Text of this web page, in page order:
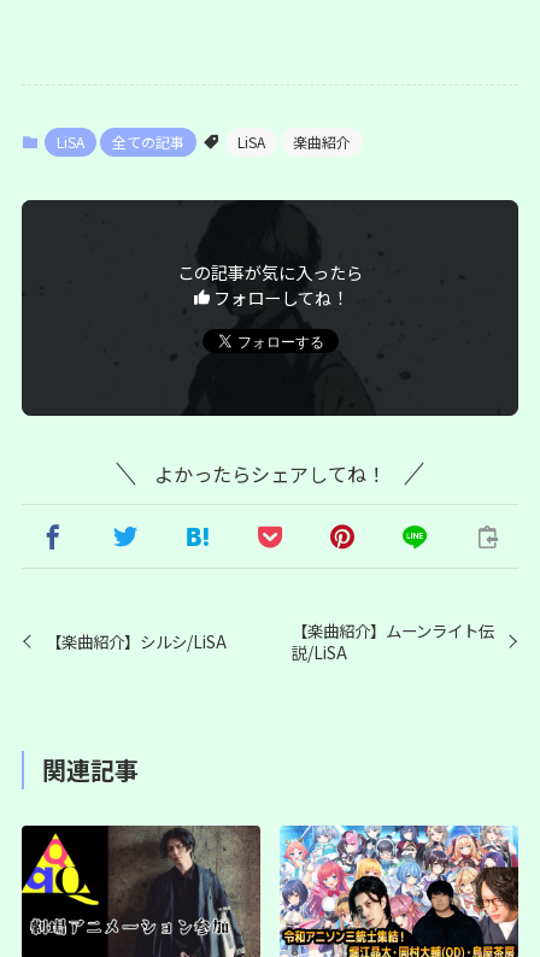
LiSA 全ての記事 LiSA 楽曲紹介
この記事が気に入ったら
フォローしてね！
よかったらシェアしてね！
【楽曲紹介】シルシ/LiSA
【楽曲紹介】ムーンライト伝
説/LiSA
関連記事